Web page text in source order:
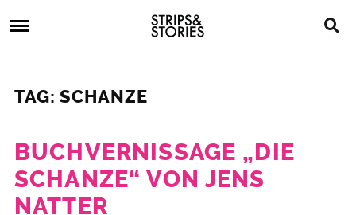
to
Strips
&
Stories
Comics,
TAG: SCHANZE
BUCHVERNISSAGE „DIE
SCHANZE“ VON JENS
NATTER